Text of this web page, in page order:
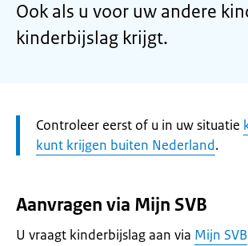
Ook als u voor uw andere
kinderbijslag krijgt.
Let
op:
Controleer eerst of u in uw situatie
kunt krijgen buiten Nederland.
Aanvragen via Mijn SVB
U vraagt kinderbijslag aan via Mijn SVB